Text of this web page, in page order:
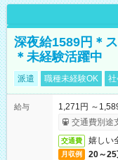
深夜給1589円＊
＊未経験活躍中
派遣 職種未経験OK
給与
1,271円 ～
交通費別途
交通費 嬉しい
月収例 20～25